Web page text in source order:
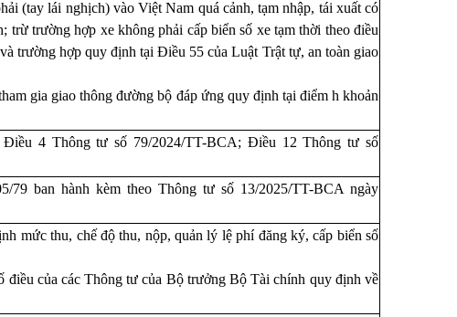
(tay lái nghịch) vào Việt Nam quá cảnh, tạm nhập, tái xuất có
trường hợp xe không phải cấp biển số xe tạm thời theo điều
trường hợp quy định tại Điều 55 của Luật Trật tự, an toàn giao
gia giao thông đường bộ đáp ứng quy định tại điểm h khoản
4 Thông tư số 79/2024/TT-BCA; Điều 12 Thông tư số
79 ban hành kèm theo Thông tư số 13/2025/TT-BCA ngày
mức thu, chế độ thu, nộp, quản lý lệ phí đăng ký, cấp biển số
của các Thông tư của Bộ trưởng Bộ Tài chính quy định về